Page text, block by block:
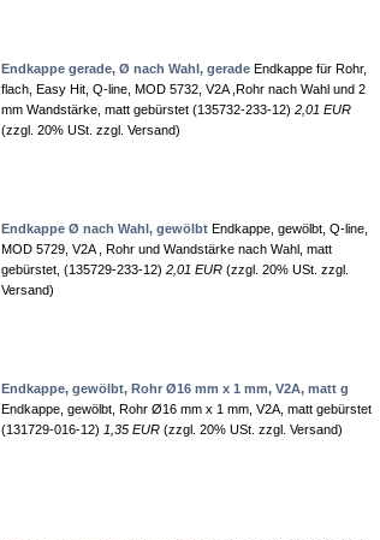
Endkappe gerade, Ø nach Wahl, gerade Endkappe für Rohr,
flach, Easy Hit, Q-line, MOD 5732, V2A ,Rohr nach Wahl und 2
mm Wandstärke, matt gebürstet (135732-233-12) 2,01 EUR
(zzgl. 20% USt. zzgl. Versand)
Endkappe Ø nach Wahl, gewölbt Endkappe, gewölbt, Q-line,
MOD 5729, V2A , Rohr und Wandstärke nach Wahl, matt
gebürstet, (135729-233-12) 2,01 EUR (zzgl. 20% USt. zzgl.
Versand)
Endkappe, gewölbt, Rohr Ø16 mm x 1 mm, V2A, matt g
Endkappe, gewölbt, Rohr Ø16 mm x 1 mm, V2A, matt gebürstet
(131729-016-12) 1,35 EUR (zzgl. 20% USt. zzgl. Versand)